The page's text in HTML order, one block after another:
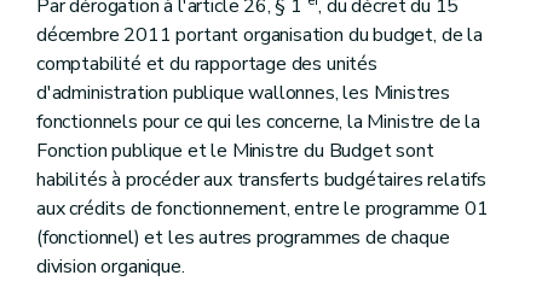
Par dérogation à l'article 26, § 1
, du décret du 15
décembre 2011 portant organisation du budget, de la
comptabilité et du rapportage des unités
d'administration publique wallonnes, les Ministres
fonctionnels pour ce qui les concerne, la Ministre de la
Fonction publique et le Ministre du Budget sont
habilités à procéder aux transferts budgétaires relatifs
aux crédits de fonctionnement, entre le programme 01
(fonctionnel) et les autres programmes de chaque
division organique.